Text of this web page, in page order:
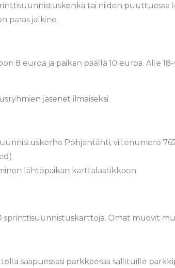
tai niiden puuttuessa
paras jalkine.
8 euroa ja paikan päällä 10 euroa. Alle
jäsenet ilmaiseksi.
Pohjantähti, viitenumero
lähtöpaikan karttalaatikkoon
sprinttisuunnistuskarttoja. Omat muovit
saapuessasi parkkeeraa sallituille